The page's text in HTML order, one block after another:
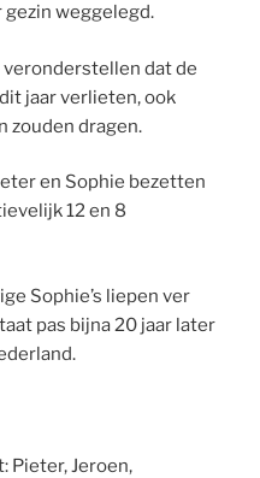
weggelegd.
dat de
jaar verlieten, ook
zouden dragen.
en Sophie bezetten
12 en 8
Sophie’s liepen ver
pas bijna 20 jaar later
Pieter, Jeroen,